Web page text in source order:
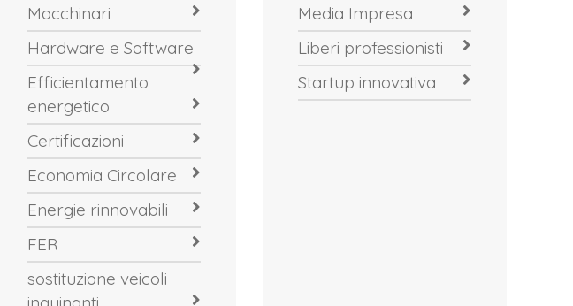
Macchinari
Hardware e Software
Efficientamento
energetico
Certificazioni
Economia Circolare
Energie rinnovabili
FER
sostituzione veicoli
Media Impresa
Liberi professionisti
Startup innovativa